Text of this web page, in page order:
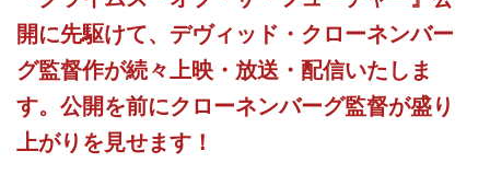
ーグ監督 ヴィゴ・モーテンセン×
レア・セドゥ×クリステン・スチ
ュワード 未体験のアートパフォ
ーマンスへようこそ
開に先駆けて、デヴィッド・クローネンバー
グ監督作が続々上映・放送・配信いたしま
す。公開を前にクローネンバーグ監督が盛り
上がりを見せます！